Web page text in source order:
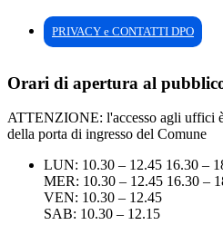
PRIVACY e CONTATTI DPO
Orari di apertura al
ATTENZIONE: l'accesso agli uffici è
della porta di ingresso del Comune
LUN: 10.30 – 12.45 16.30 –
MER: 10.30 – 12.45 16.30 –
VEN: 10.30 – 12.45
SAB: 10.30 – 12.15